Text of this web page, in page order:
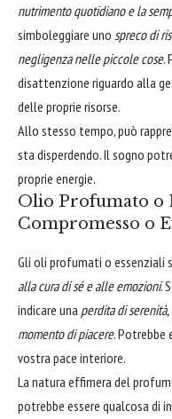
nutrimento quotidiano e la
simboleggiare uno spreco di
negligenza nelle piccole cose.
disattenzione riguardo alla
delle proprie risorse.
Allo stesso tempo, può
sta disperdendo. Il sogno
proprie energie.
Olio Profumato o
Compromesso o
Gli oli profumati o essenziali
alla cura di sé e alle emozioni.
indicare una perdita di
momento di piacere. Potrebbe
vostra pace interiore.
La natura effimera del
potrebbe essere qualcosa di